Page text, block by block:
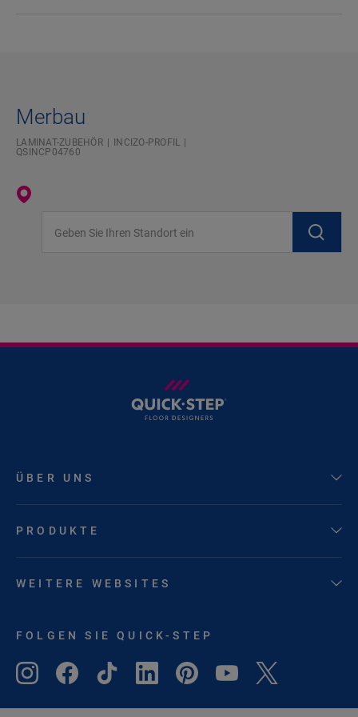
Merbau
LAMINAT-ZUBEHÖR
INCIZO-PROFIL
QSINCP04760
ÜBER UNS
PRODUKTE
WEITERE WEBSITES
FOLGEN SIE QUICK-STEP